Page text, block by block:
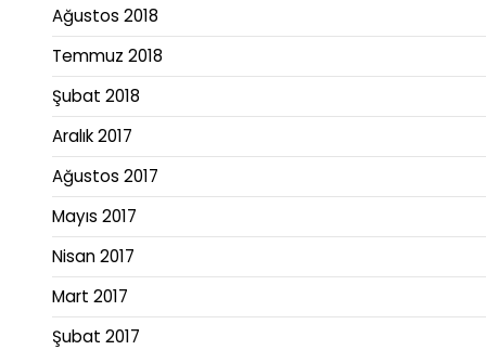
Ağustos 2018
Temmuz 2018
Şubat 2018
Aralık 2017
Ağustos 2017
Mayıs 2017
Nisan 2017
Mart 2017
Şubat 2017